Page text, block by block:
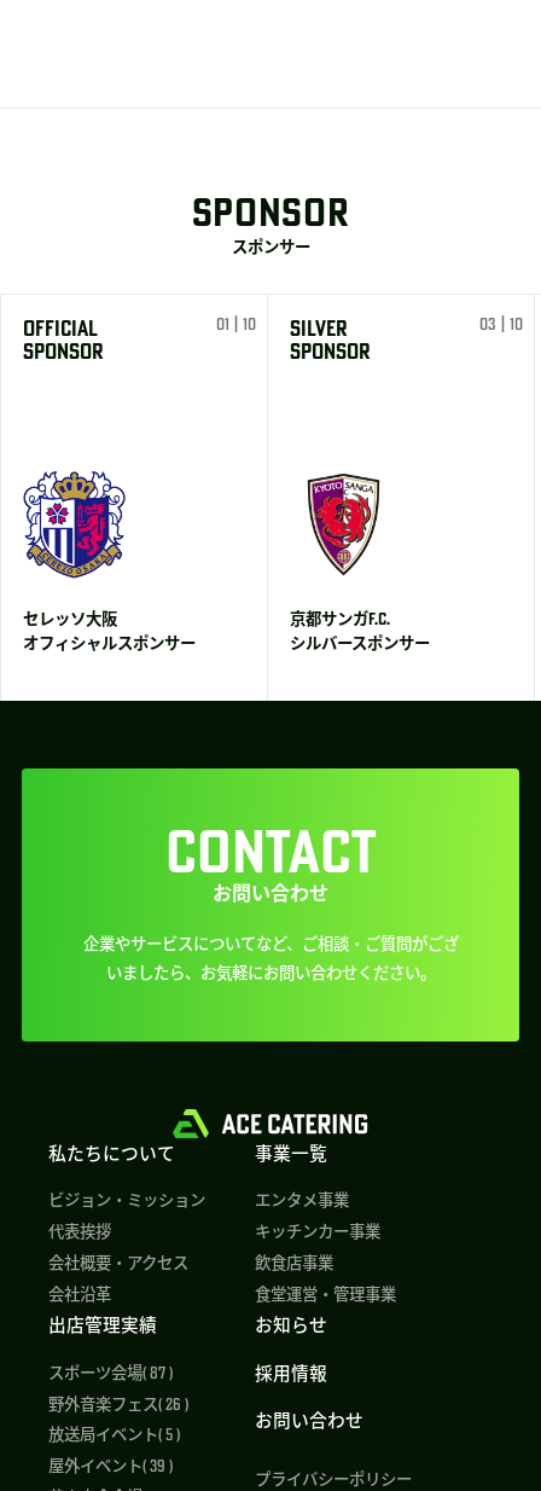
SPONSOR
スポンサー
OFFICIAL
SPONSOR
01 | 10
セレッソ大阪
オフィシャルスポンサー
SILVER
SPONSOR
03 | 10
京都サンガF.C.
シルバースポンサー
CONTACT
お問い合わせ
企業やサービスについてなど、ご相談・ご質問がござ
いましたら、 お気軽にお問い合わせください。
私たちについて
ビジョン・ミッション
代表挨拶
会社概要・アクセス
会社沿革
事業一覧
エンタメ事業
キッチンカー事業
飲食店事業
食堂運営・管理事業
出店管理実績
スポーツ会場( 87 )
野外音楽フェス( 26 )
放送局イベント( 5 )
屋外イベント( 39 )
お知らせ
採用情報
お問い合わせ
プライバシーポリシー